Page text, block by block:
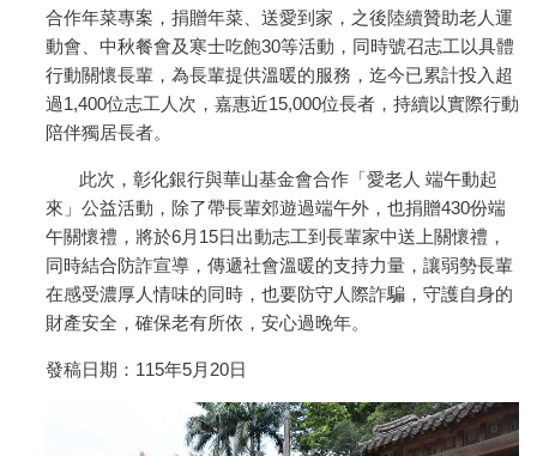
合作年菜專案，捐贈年菜、送愛到家，之後陸續贊助老人運
動會、中秋餐會及寒士吃飽30等活動，同時號召志工以具體
行動關懷長輩，為長輩提供溫暖的服務，迄今已累計投入超
過1,400位志工人次，嘉惠近15,000位長者，持續以實際行動
陪伴獨居長者。
此次，彰化銀行與華山基金會合作「愛老人 端午動起
來」公益活動，除了帶長輩郊遊過端午外，也捐贈430份端
午關懷禮，將於6月15日出動志工到長輩家中送上關懷禮，
同時結合防詐宣導，傳遞社會溫暖的支持力量，讓弱勢長輩
在感受濃厚人情味的同時，也要防守人際詐騙，守護自身的
財產安全，確保老有所依，安心過晚年。
發稿日期：115年5月20日